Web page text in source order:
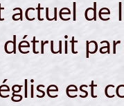
actuel de
est